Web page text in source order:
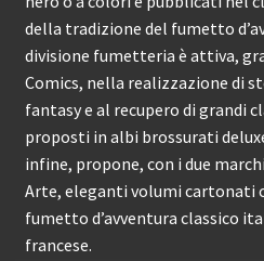
della tradizione del fumetto
divisione fumetteria è attiva,
Comics, nella realizzazione di
fantasy e al recupero di grandi
proposti in albi brossurati
infine, propone, con i due
Arte, eleganti volumi cartonati
fumetto d’avventura classico
francese.